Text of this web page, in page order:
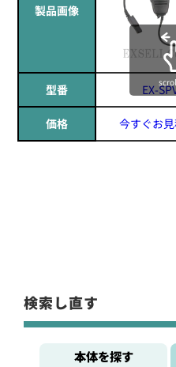
製品画像
型番 EX-
価格 今すぐお
検索し直す
本体を探す